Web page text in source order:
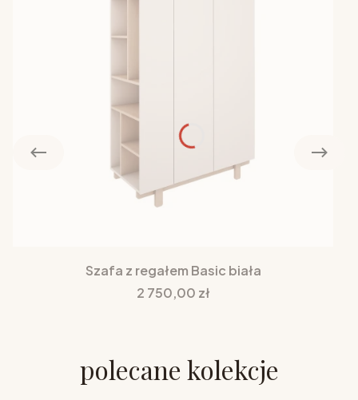
Szafa z regałem Basic biała
Cena
2 750,00 zł
polecane kolekcje